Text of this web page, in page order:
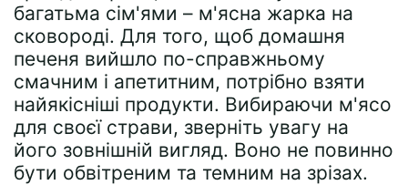
багатьма сім'ями – м'ясна жарка на
сковороді. Для того, щоб домашня
печеня вийшло по-справжньому
смачним і апетитним, потрібно взяти
найякісніші продукти. Вибираючи м'ясо
для своєї страви, зверніть увагу на
його зовнішній вигляд. Воно не повинно
бути обвітреним та темним на зрізах.